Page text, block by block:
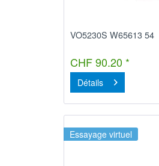
VO5230S W65613 54
CHF 90.20 *
Détails
Essayage virtuel